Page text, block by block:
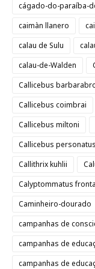
cágado-do-paraíba-
caimàn llanero
calau de Sulu
calau-de-Walden
Callicebus
Callicebus coimbrai
Callicebus miltoni
Callicebus personatus
Callithrix kuhlii
Calyptommatus
Caminheiro-dourado
campanhas de
campanhas de
campanhas de